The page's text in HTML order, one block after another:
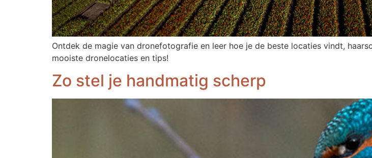
Ontdek de magie van dronefotografie en leer hoe je de beste locaties vindt,
mooiste dronelocaties en tips!
Zo stel je handmatig scherp